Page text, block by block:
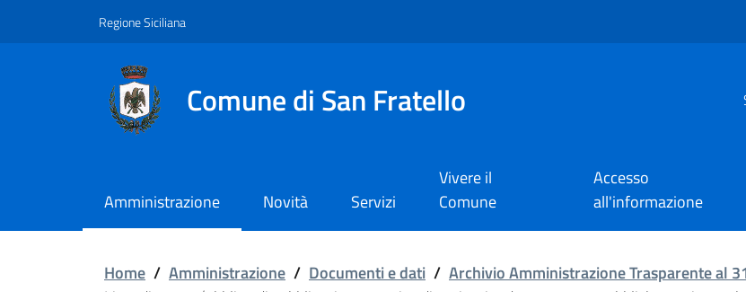
Regione Siciliana
Comune di San Fratello
Amministrazione Novità Servizi
Vivere il
Comune
Accesso
all'informazione
Liste di attesa (obbligo di pubblicazione
Home / Amministrazione / Documenti e dati / Archivio Amministrazione Trasparente al